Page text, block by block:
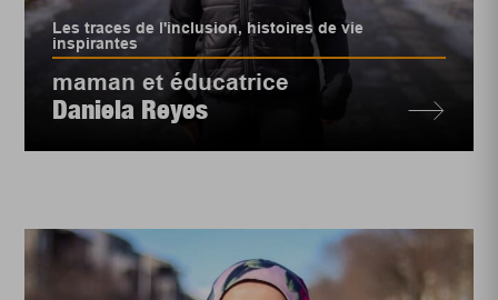
Les traces de l'inclusion, histoires de vie
inspirantes
maman et éducatrice
Daniela Reyes